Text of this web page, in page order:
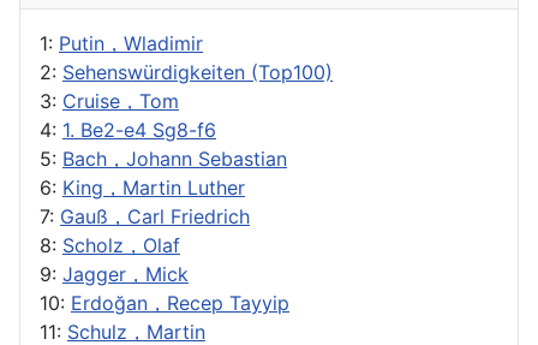
1: Putin，Wladimir
2: Sehenswürdigkeiten (Top100)
3: Cruise，Tom
4: 1. Be2-e4 Sg8-f6
5: Bach，Johann Sebastian
6: King，Martin Luther
7: Gauß，Carl Friedrich
8: Scholz，Olaf
9: Jagger，Mick
10: Erdoğan，Recep Tayyip
11: Schulz，Martin